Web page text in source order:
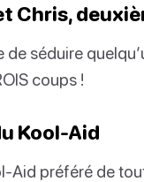
Chris,
de séduire
coups !
Kool-Aid
Aid préféré de